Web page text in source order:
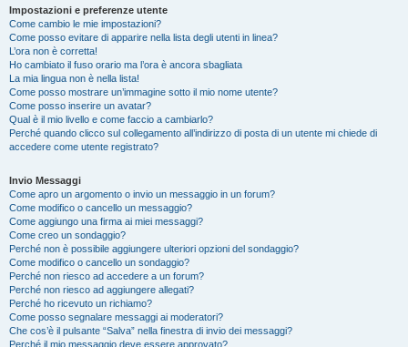
Impostazioni e preferenze utente
Come cambio le mie impostazioni?
Come posso evitare di apparire nella lista degli utenti in linea?
L’ora non è corretta!
Ho cambiato il fuso orario ma l’ora è ancora sbagliata
La mia lingua non è nella lista!
Come posso mostrare un’immagine sotto il mio nome utente?
Come posso inserire un avatar?
Qual è il mio livello e come faccio a cambiarlo?
Perché quando clicco sul collegamento all’indirizzo di posta di un utente mi chiede di
accedere come utente registrato?
Invio Messaggi
Come apro un argomento o invio un messaggio in un forum?
Come modifico o cancello un messaggio?
Come aggiungo una firma ai miei messaggi?
Come creo un sondaggio?
Perché non è possibile aggiungere ulteriori opzioni del sondaggio?
Come modifico o cancello un sondaggio?
Perché non riesco ad accedere a un forum?
Perché non riesco ad aggiungere allegati?
Perché ho ricevuto un richiamo?
Come posso segnalare messaggi ai moderatori?
Che cos’è il pulsante “Salva” nella finestra di invio dei messaggi?
Perché il mio messaggio deve essere approvato?